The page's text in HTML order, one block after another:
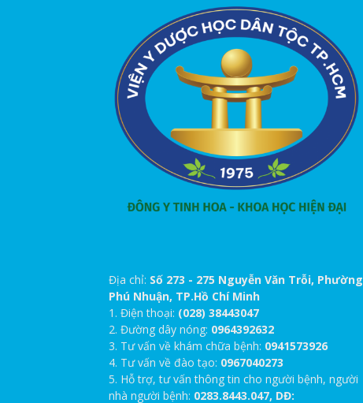
Địa chỉ: Số 273 - 275 Nguyễn Văn Trỗi, Phường
Phú Nhuận, TP.Hồ Chí Minh
1. Điện thoại: (028) 38443047
2. Đường dây nóng: 0964392632
3. Tư vấn về khám chữa bệnh: 0941573926
4. Tư vấn về đào tạo: 0967040273
5. Hỗ trợ, tư vấn thông tin cho người bệnh, người
nhà người bệnh: 0283.8443.047, DĐ: